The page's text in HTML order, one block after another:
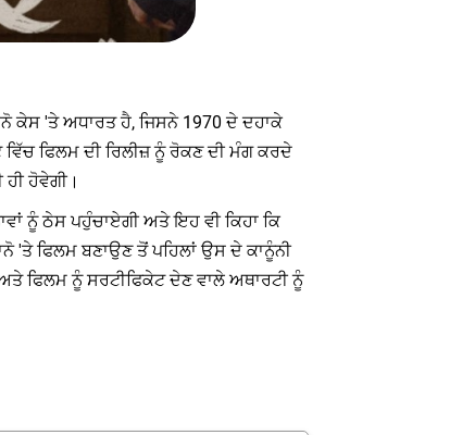
ਕੇਸ 'ਤੇ ਅਧਾਰਤ ਹੈ, ਜਿਸਨੇ 1970 ਦੇ ਦਹਾਕੇ
ਫਿਲਮ ਦੀ ਰਿਲੀਜ਼ ਨੂੰ ਰੋਕਣ ਦੀ ਮੰਗ ਕਰਦੇ
ਹੋਵੇਗੀ।
ਨੂੰ ਠੇਸ ਪਹੁੰਚਾਏਗੀ ਅਤੇ ਇਹ ਵੀ ਕਿਹਾ ਕਿ
'ਤੇ ਫਿਲਮ ਬਣਾਉਣ ਤੋਂ ਪਹਿਲਾਂ ਉਸ ਦੇ ਕਾਨੂੰਨੀ
ਫਿਲਮ ਨੂੰ ਸਰਟੀਫਿਕੇਟ ਦੇਣ ਵਾਲੇ ਅਥਾਰਟੀ ਨੂੰ